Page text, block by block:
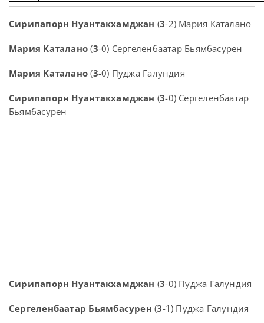
Сирипапорн Нуантакхамджан (3-2) Мария Каталано
Мария Каталано (3-0) Сергеленбаатар Бьямбасурен
Мария Каталано (3-0) Пуджа Галундия
Сирипапорн Нуантакхамджан (3-0) Сергеленбаатар
Бьямбасурен
Сирипапорн Нуантакхамджан (3-0) Пуджа Галундия
Сергеленбаатар Бьямбасурен (3-1) Пуджа Галундия